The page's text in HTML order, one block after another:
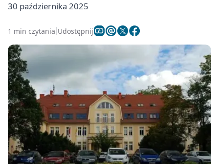
30 października 2025
1 min czytania Udostępnij